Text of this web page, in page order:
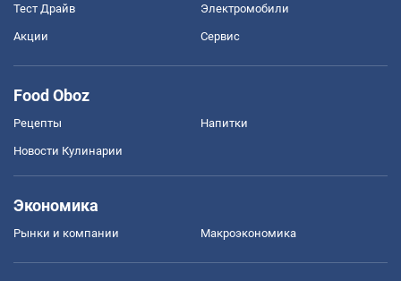
Тест Драйв Электромобили
Акции Сервис
Food Oboz
Рецепты Напитки
Новости Кулинарии
Экономика
Рынки и компании Mакроэкономика